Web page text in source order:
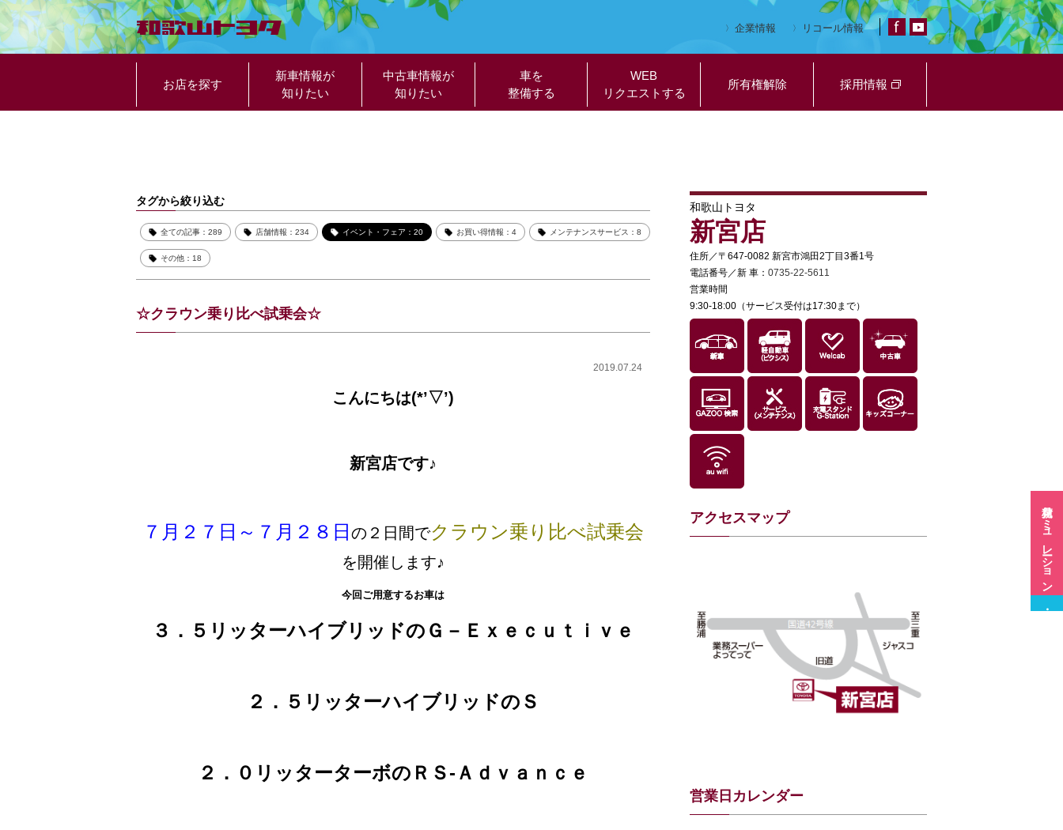
企業情報 リコール情報
お店を探す
新車情報が
知りたい
中古車情報が
知りたい
車を
整備する
WEB
リクエストする
所有権解除 採用情報
タグから絞り込む
全ての記事：289 店舗情報：234 イベント・フェア：20 お買い得情報：4 メンテナンスサービス：8
その他：18
☆クラウン乗り比べ試乗会☆
2019.07.24
こんにちは(*’▽’)
新宮店です♪
７月２７日～７月２８日の２日間でクラウン乗り比べ試乗会
を開催します♪
今回ご用意するお車は
３．５リッターハイブリッドのＧ－Ｅｘｅｃｕｔｉｖｅ
２．５リッターハイブリッドのＳ
２．０リッターターボのＲＳ-Ａｄｖａｎｃｅ
和歌山トヨタ
新宮店
住所／〒647-0082 新宮市鴻田2丁目3番1号
電話番号／新 車： 0735-22-5611
営業時間
9:30-18:00（サービス受付は17:30まで）
アクセスマップ
営業日カレンダー
見積シミュレーション